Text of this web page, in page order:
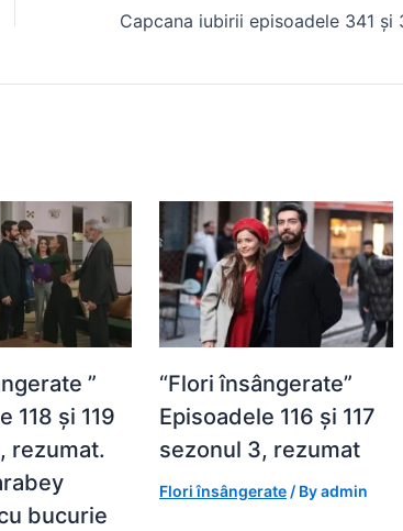
”
118 și 119
rezumat.
bucurie
“Flori însângerate”
Episoadele 116 și 117
sezonul 3, rezumat
Flori însângerate / Byadmin